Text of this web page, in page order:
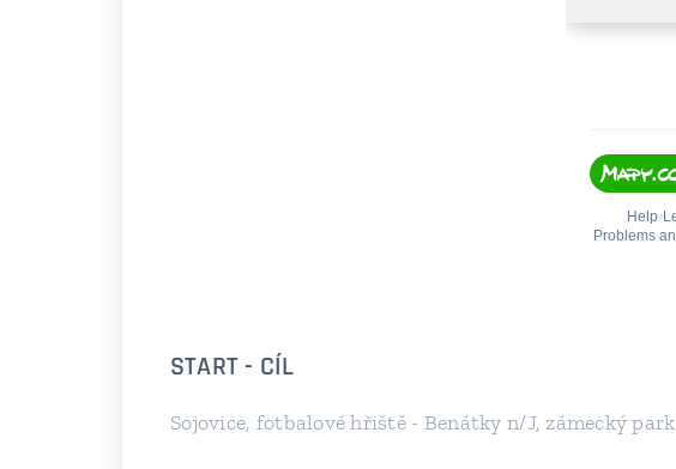
START - CÍL
Sojovice, fotbalové hřiště - Benátky n/J, zámecký park